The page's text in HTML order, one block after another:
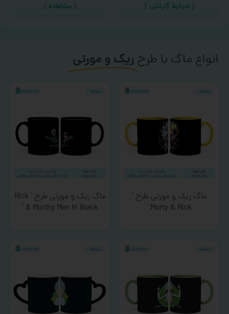
( شرایط گارانتی )
(مشاهده )
انواع ماگ با طرحریک و مورتی
ماگ ریک و مورتی طرح ‘
Morty & Rick ‘
ماگ ریک و مورتی طرح ‘ Rick
& Morthy Men In Black ‘